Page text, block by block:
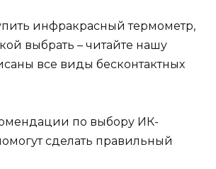
инфракрасный термометр,
выбрать – читайте нашу
все виды бесконтактных
по выбору ИК-
сделать правильный